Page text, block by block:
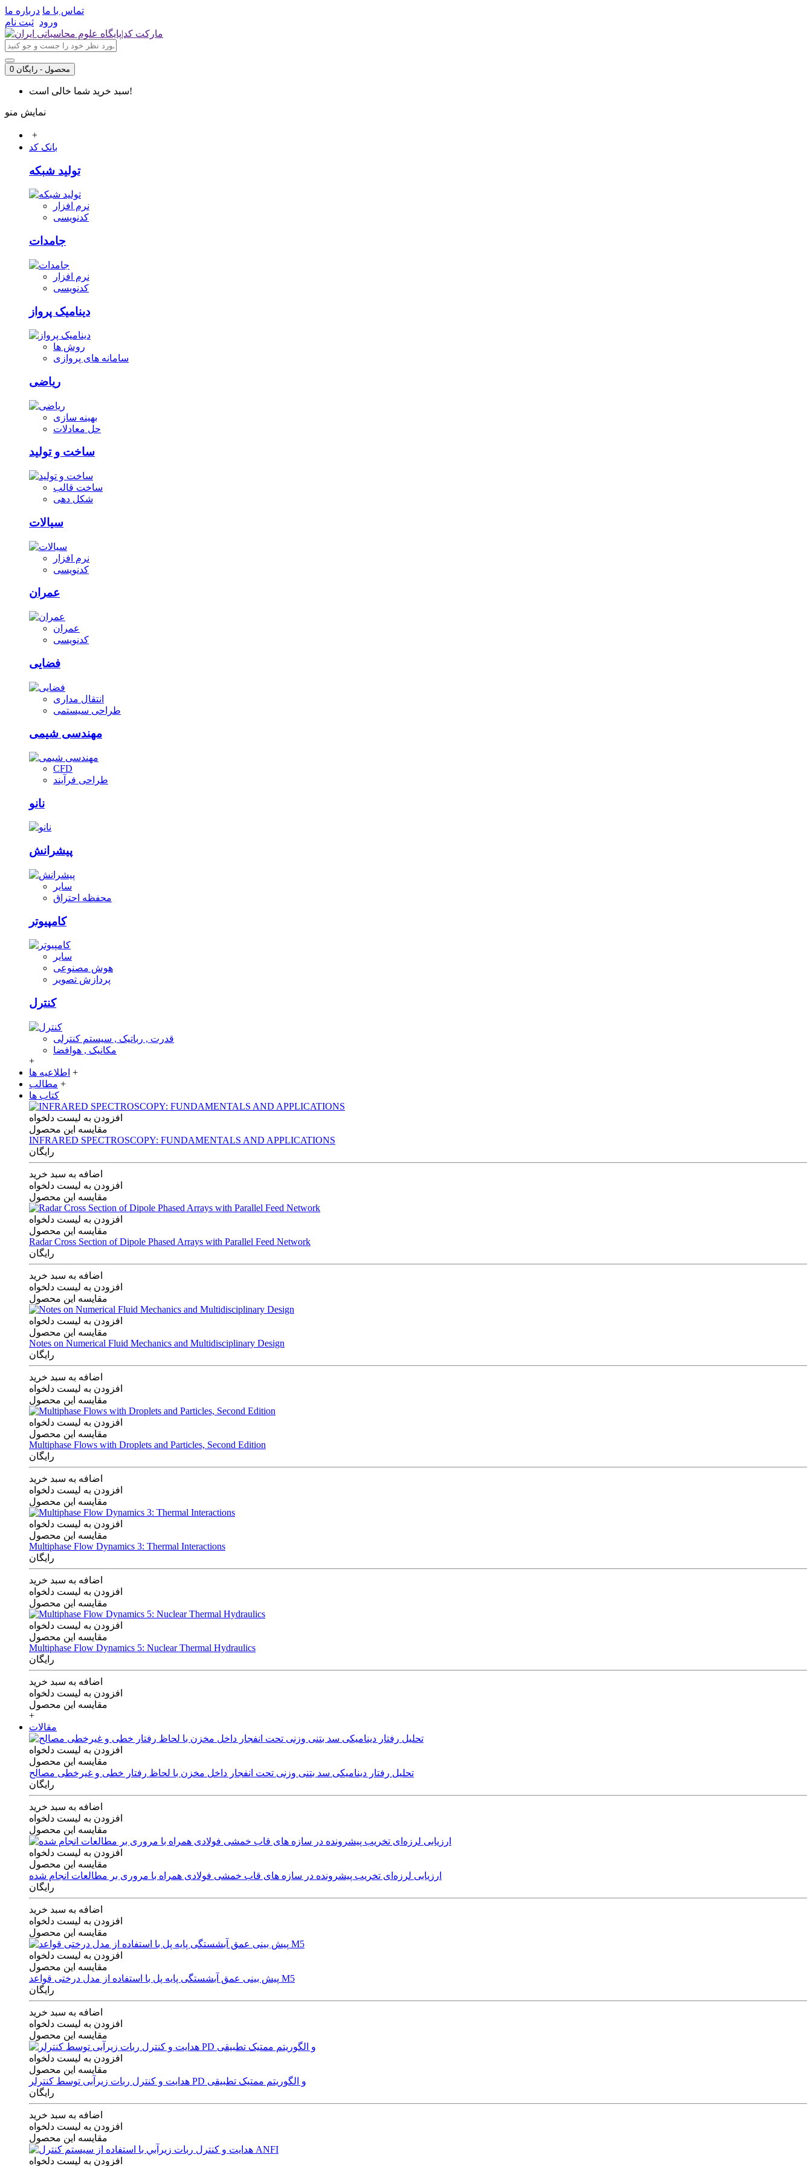
تماس با ما درباره ما
ورود ثبت نام
0 محصول - رایگان
سبد خرید شما خالی است!
نمایش منو
+
بانک کد
تولید شبکه
نرم افزار
کدنویسی
جامدات
نرم افزار
کدنویسی
دینامیک پرواز
روش ها
سامانه های پروازی
ریاضی
بهینه سازی
حل معادلات
ساخت و تولید
ساخت قالب
شکل دهی
سیالات
نرم افزار
کدنویسی
عمران
عمران
کدنویسی
فضایی
انتقال مداری
طراحی سیستمی
مهندسی شیمی
CFD
طراحی فرآیند
نانو
پیشرانش
سایر
محفظه احتراق
کامپیوتر
سایر
هوش مصنوعی
پردازش تصویر
کنترل
قدرت , رباتیک , سیستم کنترلی
مکانیک , هوافضا
+
اطلاعیه ها +
مطالب +
کتاب ها
افزودن به لیست دلخواه
مقایسه این محصول
INFRARED SPECTROSCOPY: FUNDAMENTALS AND APPLICATIONS
رایگان
اضافه به سبد خرید
افزودن به لیست دلخواه
مقایسه این محصول
افزودن به لیست دلخواه
مقایسه این محصول
Radar Cross Section of Dipole Phased Arrays with Parallel Feed Network
رایگان
اضافه به سبد خرید
افزودن به لیست دلخواه
مقایسه این محصول
افزودن به لیست دلخواه
مقایسه این محصول
Notes on Numerical Fluid Mechanics and Multidisciplinary Design
رایگان
اضافه به سبد خرید
افزودن به لیست دلخواه
مقایسه این محصول
افزودن به لیست دلخواه
مقایسه این محصول
Multiphase Flows with Droplets and Particles, Second Edition
رایگان
اضافه به سبد خرید
افزودن به لیست دلخواه
مقایسه این محصول
افزودن به لیست دلخواه
مقایسه این محصول
Multiphase Flow Dynamics 3: Thermal Interactions
رایگان
اضافه به سبد خرید
افزودن به لیست دلخواه
مقایسه این محصول
افزودن به لیست دلخواه
مقایسه این محصول
Multiphase Flow Dynamics 5: Nuclear Thermal Hydraulics
رایگان
اضافه به سبد خرید
افزودن به لیست دلخواه
مقایسه این محصول
+
مقالات
افزودن به لیست دلخواه
مقایسه این محصول
تحلیل رفتار دینامیکی سد بتنی وزنی تحت انفجار داخل مخزن با لحاظ رفتار خطی و غیرخطی مصالح
رایگان
اضافه به سبد خرید
افزودن به لیست دلخواه
مقایسه این محصول
افزودن به لیست دلخواه
مقایسه این محصول
ارزیابی لرزه‌ای تخریب پیشرونده در سازه های قاب خمشی فولادی همراه با مروری بر مطالعات انجام شده
رایگان
اضافه به سبد خرید
افزودن به لیست دلخواه
مقایسه این محصول
افزودن به لیست دلخواه
مقایسه این محصول
پیش بینی عمق آبشستگی پایه پل با استفاده از مدل درختی قواعد M5
رایگان
اضافه به سبد خرید
افزودن به لیست دلخواه
مقایسه این محصول
افزودن به لیست دلخواه
مقایسه این محصول
هدایت و کنترل ربات زیرآبی توسط کنترلر PD و الگوریتم ممتیک تطبیقی
رایگان
اضافه به سبد خرید
افزودن به لیست دلخواه
مقایسه این محصول
افزودن به لیست دلخواه